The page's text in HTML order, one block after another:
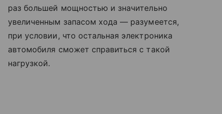
раз большей мощностью и значительно
увеличенным запасом хода — разумеется,
при условии, что остальная электроника
автомобиля сможет справиться с такой
нагрузкой.